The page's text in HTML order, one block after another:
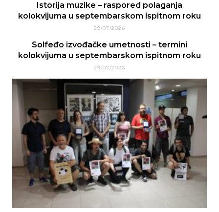
Istorija muzike – raspored polaganja
kolokvijuma u septembarskom ispitnom roku
29/07/2026
Solfeđo izvođačke umetnosti – termini
kolokvijuma u septembarskom ispitnom roku
29/07/2026